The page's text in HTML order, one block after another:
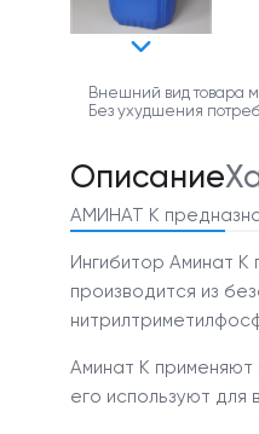
Внешний вид товара
Без ухудшения
Описание
АМИНАТ К
Ингибитор Аминат К
производится из
Аминат К
его используют